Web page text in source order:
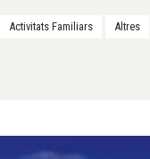
Activitats Familiars Altres